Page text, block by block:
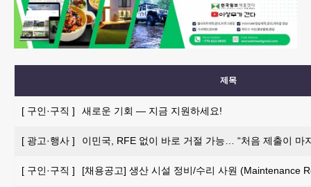
제목
[ 구인·구직 ] 새로운 기회 — 지금 지원하세요!
[ 광고·행사 ] 이민국, RFE 없이 바로 거절 가능… “처음 제출이 마
[ 구인·구직 ] [채용공고] 생산 시설 정비/수리 사원 (Maintenance